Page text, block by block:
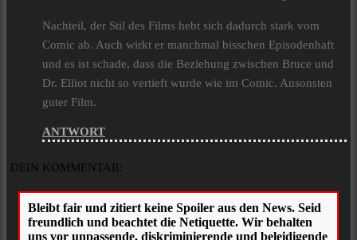
Nachteil, der Stil des Films hebt sich dadurch stark vom
Comic ab. Auch wirkt er manchmal bisschen Episodenhaft
und es ist schade, dass die Beziehung zwischen Bruce und
Dr. Elliot nicht so vertieft wurde wie im Comic. Ansonsten
guter Film.
ANTWORT
DEIN KOMMENTAR: